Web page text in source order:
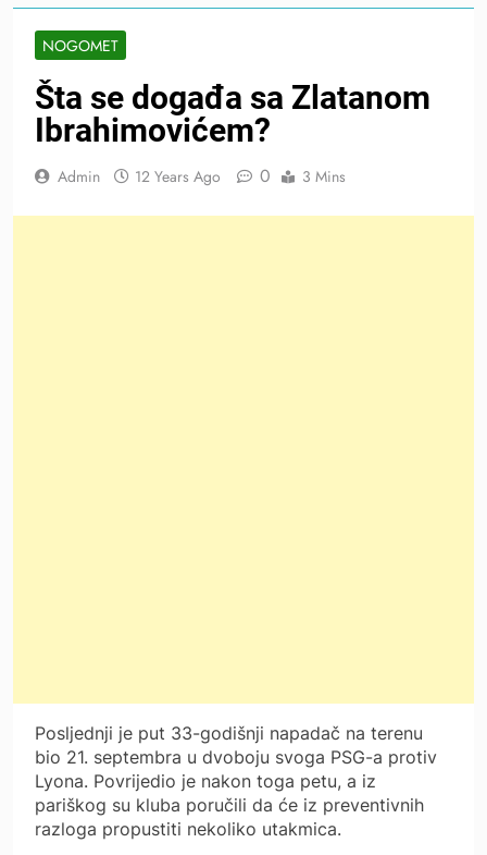
NOGOMET
Šta se događa sa Zlatanom
Ibrahimovićem?
Admin 12 Years Ago 0 3 Mins
Posljednji je put 33-godišnji napadač na terenu
bio 21. septembra u dvoboju svoga PSG-a protiv
Lyona. Povrijedio je nakon toga petu, a iz
pariškog su kluba poručili da će iz preventivnih
razloga propustiti nekoliko utakmica.